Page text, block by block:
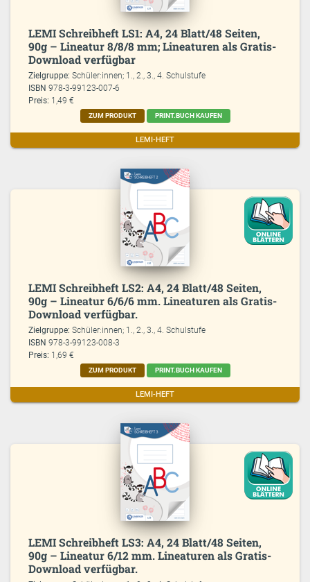
LEMI Schreibheft LS1: A4, 24 Blatt/48 Seiten,
90g – Lineatur 8/8/8 mm; Lineaturen als Gratis-
Download verfügbar
Zielgruppe:Schüler:innen; 1., 2., 3., 4. Schulstufe
ISBN978-3-99123-007-6
Preis: 1,49 €
ZUM PRODUKT PRINT.BUCH KAUFEN
LEMI-HEFT
LEMI Schreibheft LS2: A4, 24 Blatt/48 Seiten,
90g – Lineatur 6/6/6 mm. Lineaturen als Gratis-
Download verfügbar.
Zielgruppe:Schüler:innen; 1., 2., 3., 4. Schulstufe
ISBN978-3-99123-008-3
Preis: 1,69 €
ZUM PRODUKT PRINT.BUCH KAUFEN
LEMI-HEFT
LEMI Schreibheft LS3: A4, 24 Blatt/48 Seiten,
90g – Lineatur 6/12 mm. Lineaturen als Gratis-
Download verfügbar.